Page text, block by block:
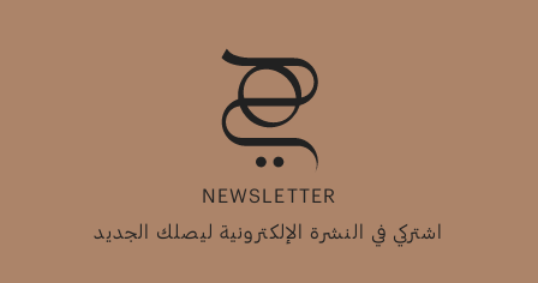
NEWSLETTER
اشتركي في النشرة الإلكترونية ليصلك الجديد